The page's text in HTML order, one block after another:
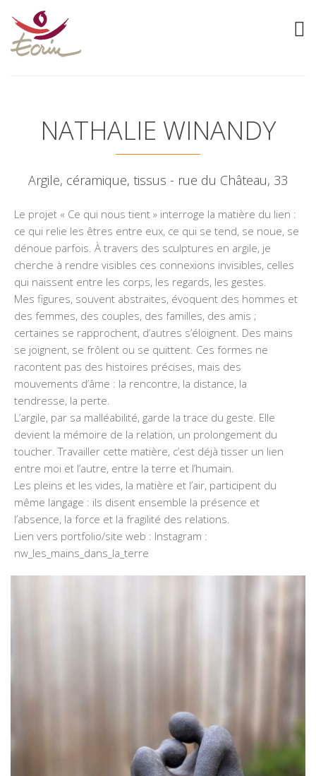
NATHALIE WINANDY
Argile, céramique, tissus - rue du Château, 33
Le projet « Ce qui nous tient » interroge la matière du lien :
ce qui relie les êtres entre eux, ce qui se tend, se noue, se
dénoue parfois. À travers des sculptures en argile, je
cherche à rendre visibles ces connexions invisibles, celles
qui naissent entre les corps, les regards, les gestes.
Mes figures, souvent abstraites, évoquent des hommes et
des femmes, des couples, des familles, des amis ;
certaines se rapprochent, d’autres s’éloignent. Des mains
se joignent, se frôlent ou se quittent. Ces formes ne
racontent pas des histoires précises, mais des
mouvements d’âme : la rencontre, la distance, la
tendresse, la perte.
L’argile, par sa malléabilité, garde la trace du geste. Elle
devient la mémoire de la relation, un prolongement du
toucher. Travailler cette matière, c’est déjà tisser un lien
entre moi et l’autre, entre la terre et l’humain.
Les pleins et les vides, la matière et l’air, participent du
même langage : ils disent ensemble la présence et
l’absence, la force et la fragilité des relations.
Lien vers portfolio/site web : Instagram :
nw_les_mains_dans_la_terre